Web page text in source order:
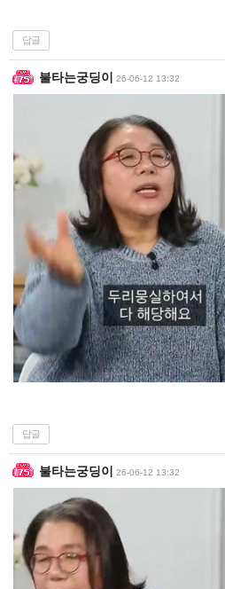
답글
불타는궁딩이 26-06-12 13:32
답글
불타는궁딩이 26-06-12 13:32